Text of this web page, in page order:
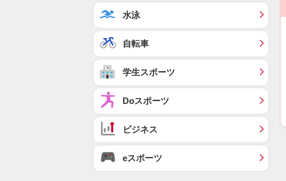
水泳
自転車
学生スポーツ
Doスポーツ
ビジネス
eスポーツ